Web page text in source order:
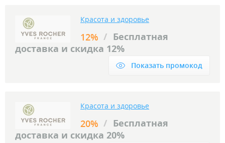
Красота и здоровье
12% / Бесплатная
доставка и скидка 12%
Показать промокод
Красота и здоровье
20% / Бесплатная
доставка и скидка 20%